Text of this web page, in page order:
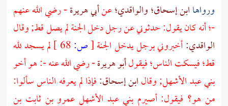
ورواهاابن إسحاق؛والواقدي؛عنأبي هريرة- رضي الله عنهم
-؛ أنه كان يقول: حدثوني عن رجل دخل الجنة لم يصل قط; وقال
الواقدي:أخبروني برجل يدخل الجنة[ص:
لم يسجد لله
قط؛ فيسكت الناس؛ فيقولأبو هريرة- رضي الله عنه -: هو أخو
بني عبد الأشهل;وقالابن إسحاق:فإذا لم يعرفه الناس سألوا:
من هو؟ فيقول:أصيرم بني عبد الأشهل عمرو بن ثابت بن